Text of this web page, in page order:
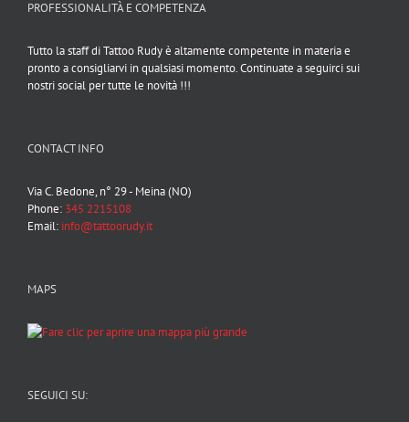
PROFESSIONALITÀ E COMPETENZA
Tutto la staff di Tattoo Rudy è altamente competente in materia e
pronto a consigliarvi in qualsiasi momento. Continuate a seguirci sui
nostri social per tutte le novità !!!
CONTACT INFO
Via C. Bedone, n° 29 - Meina (NO)
Phone: 345 2215108
Email: info@tattoorudy.it
MAPS
SEGUICI SU: